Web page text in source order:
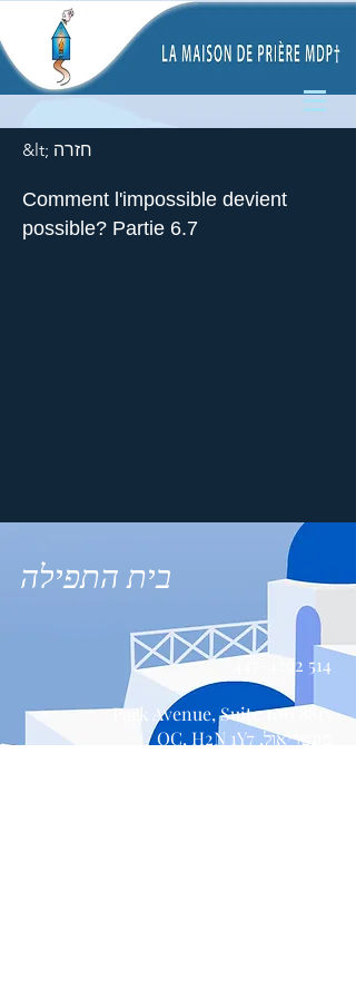
&lt; חזרה
Comment l'impossible devient
possible? Partie 6.7
בית התפילה
514 447-4292
8815 Park Avenue, Suite 100
מונטריאול, QC, H2N 1Y7